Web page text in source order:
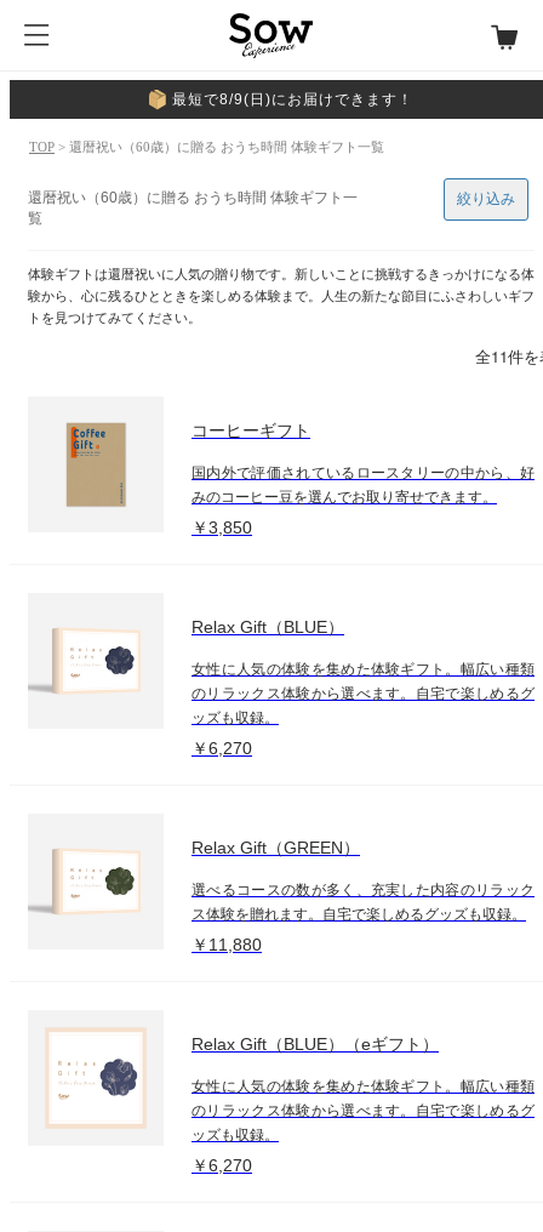
最短で8/9(日)にお届けできます！
TOP > 還暦祝い（60歳）に贈る おうち時間 体験ギフト一覧
還暦祝い（60歳）に贈る おうち時間 体験ギフト一
覧
体験ギフトは還暦祝いに人気の贈り物です。新しいことに挑戦するきっかけになる体
験から、心に残るひとときを楽しめる体験まで。人生の新たな節目にふさわしいギフ
トを見つけてみてください。
絞り込み
全11件
コーヒーギフト
国内外で評価されているロースタリーの中から、好
みのコーヒー豆を選んでお取り寄せできます。
￥3,850
Relax Gift（BLUE）
女性に人気の体験を集めた体験ギフト。幅広い種類
のリラックス体験から選べます。自宅で楽しめるグ
ッズも収録。
￥6,270
Relax Gift（GREEN）
選べるコースの数が多く、充実した内容のリラック
ス体験を贈れます。自宅で楽しめるグッズも収録。
￥11,880
Relax Gift（BLUE）（eギフト）
女性に人気の体験を集めた体験ギフト。幅広い種類
のリラックス体験から選べます。自宅で楽しめるグ
ッズも収録。
￥6,270